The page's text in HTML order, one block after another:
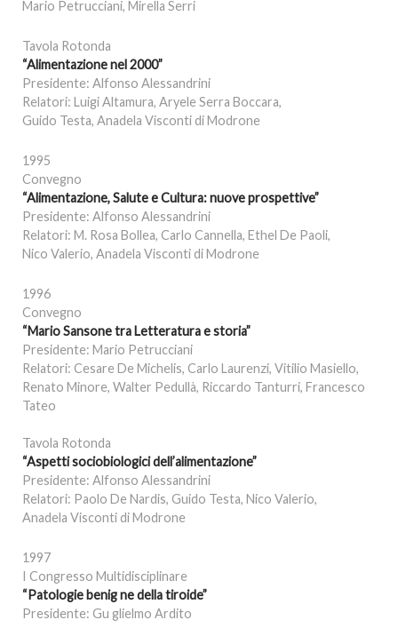
Mario Petrucciani, Mirella Serri
Tavola Rotonda
“Alimentazione nel 2000”
Presidente: Alfonso Alessandrini
Relatori: Luigi Altamura, Aryele Serra Boccara,
Guido Testa, Anadela Visconti di Modrone
1995
Convegno
“Alimentazione, Salute e Cultura: nuove prospettive”
Presidente: Alfonso Alessandrini
Relatori: M. Rosa Bollea, Carlo Cannella, Ethel De Paoli,
Nico Valerio, Anadela Visconti di Modrone
1996
Convegno
“Mario Sansone tra Letteratura e storia”
Presidente: Mario Petrucciani
Relatori: Cesare De Michelis, Carlo Laurenzi, Vitilio Masiello,
Renato Minore, Walter Pedullà, Riccardo Tanturri, Francesco
Tateo
Tavola Rotonda
“Aspetti sociobiologici dell’alimentazione”
Presidente: Alfonso Alessandrini
Relatori: Paolo De Nardis, Guido Testa, Nico Valerio,
Anadela Visconti di Modrone
1997
I Congresso Multidisciplinare
“Patologie benig ne della tiroide”
Presidente: Gu glielmo Ardito